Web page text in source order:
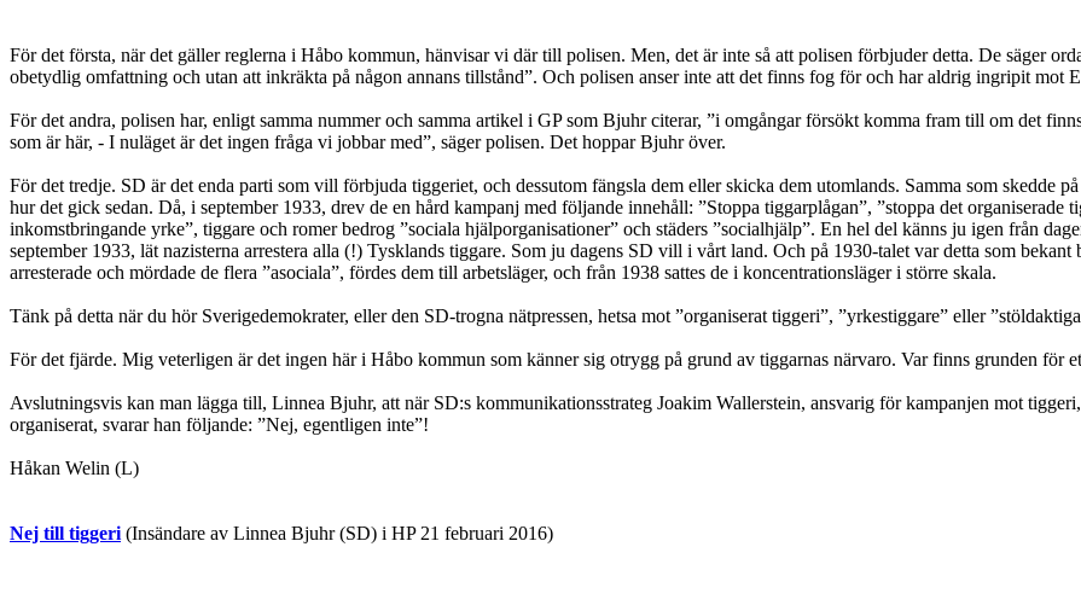
För det första, när det gäller reglerna i Håbo kommun, hänvisar vi där till polisen. Men, det är inte så att polisen förbjuder detta. De säger
obetydlig omfattning och utan att inkräkta på någon annans tillstånd”. Och polisen anser inte att det finns fog för och har aldrig ingripit mot
För det andra, polisen har, enligt samma nummer och samma artikel i GP som Bjuhr citerar, ”i omgångar försökt komma fram till om det
som är här, - I nuläget är det ingen fråga vi jobbar med”, säger polisen. Det hoppar Bjuhr över.
För det tredje. SD är det enda parti som vill förbjuda tiggeriet, och dessutom fängsla dem eller skicka dem utomlands. Samma som skedde
hur det gick sedan. Då, i september 1933, drev de en hård kampanj med följande innehåll: ”Stoppa tiggarplågan”, ”stoppa det organiserade
inkomstbringande yrke”, tiggare och romer bedrog ”sociala hjälporganisationer” och städers ”socialhjälp”. En hel del känns ju igen från
september 1933, lät nazisterna arrestera alla (!) Tysklands tiggare. Som ju dagens SD vill i vårt land. Och på 1930-talet var detta som
arresterade och mördade de flera ”asociala”, fördes dem till arbetsläger, och från 1938 sattes de i koncentrationsläger i större skala.
Tänk på detta när du hör Sverigedemokrater, eller den SD-trogna nätpressen, hetsa mot ”organiserat tiggeri”, ”yrkestiggare” eller
För det fjärde. Mig veterligen är det ingen här i Håbo kommun som känner sig otrygg på grund av tiggarnas närvaro. Var finns grunden för
Avslutningsvis kan man lägga till, Linnea Bjuhr, att när SD:s kommunikationsstrateg Joakim Wallerstein, ansvarig för kampanjen mot
organiserat, svarar han följande: ”Nej, egentligen inte”!
Håkan Welin (L)
Nej till tiggeri (Insändare av Linnea Bjuhr (SD) i HP 21 februari 2016)